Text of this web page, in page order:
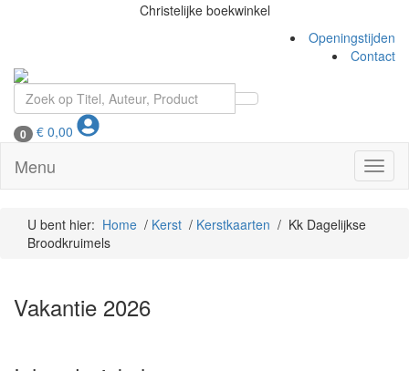
Christelijke boekwinkel
Openingstijden
Contact
0 € 0,00
Menu
U bent hier: Home / Kerst / Kerstkaarten / Kk Dagelijkse
Broodkruimels
Vakantie 2026